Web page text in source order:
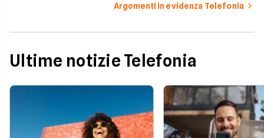
Argomenti in evidenza Telefonia
Ultime notizie Telefonia